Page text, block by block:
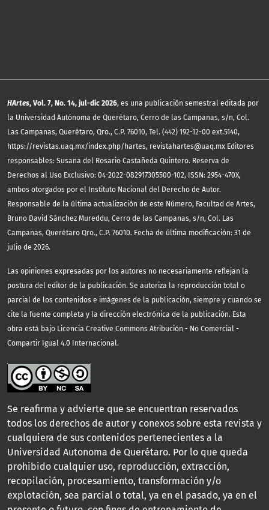
HArtes, Vol. 7, No. 14, jul-dic 2026, es una publicación semestral editada por
la Universidad Autónoma de Querétaro, Cerro de las Campanas, s/n, Col.
Las Campanas, Querétaro, Qro., C.P. 76010, Tel. (442) 192-12-00 ext.5140,
https://revistas.uaq.mx/index.php/hartes, revistahartes@uaq.mx Editores
responsables: Susana del Rosario Castañeda Quintero. Reserva de
Derechos al Uso Exclusivo: 04-2022-082917305500-102, ISSN: 2954-470X,
ambos otorgados por el Instituto Nacional del Derecho de Autor.
Responsable de la última actualización de este Número, Facultad de Artes,
Bruno David Sánchez Mureddu, Cerro de las Campanas, s/n, Col. Las
Campanas, Querétaro Qro., C.P. 76010. Fecha de última modificación: 31 de
julio de 2026.
Las opiniones expresadas por los autores no necesariamente reflejan la
postura del editor de la publicación. Se autoriza la reproducción total o
parcial de los contenidos e imágenes de la publicación, siempre y cuando se
cite la fuente completa y la dirección electrónica de la publicación. Esta
obra está bajo Licencia Creative Commons Atribución - No Comercial -
Compartir Igual 4.0 Internacional.
Se reafirma y advierte que se encuentran reservados
todos los derechos de autor y conexos sobre esta revista y
cualquiera de sus contenidos pertenecientes a la
Universidad Autonoma de Querétaro. Por lo que queda
prohibido cualquier uso, reproducción, extracción,
recopilación, procesamiento, transformación y/o
explotación, sea parcial o total, ya en el pasado, ya en el